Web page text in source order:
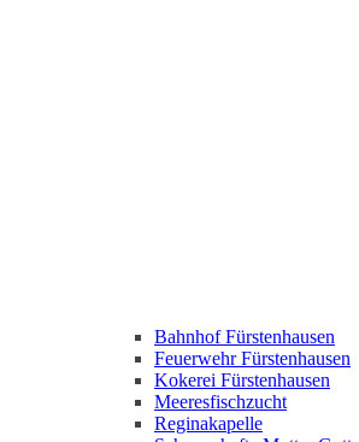
Bahnhof Fürstenhausen
Feuerwehr Fürstenhausen
Kokerei Fürstenhausen
Meeresfischzucht
Reginakapelle